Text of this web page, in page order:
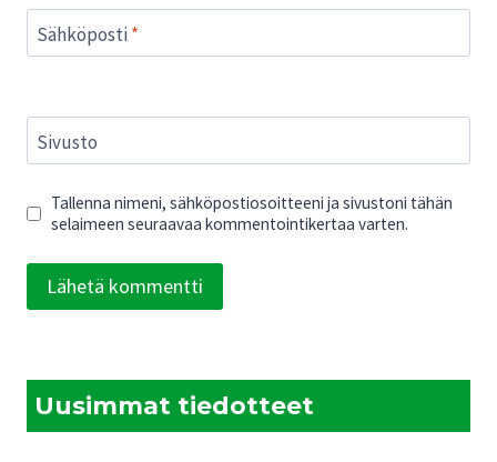
Sähköposti *
Sivusto
Tallenna nimeni, sähköpostiosoitteeni ja sivustoni tähän
selaimeen seuraavaa kommentointikertaa varten.
Uusimmat tiedotteet